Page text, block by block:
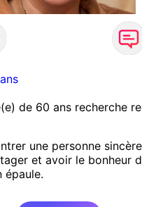
de 60 ans recherche
une personne
et avoir le bonheur
épaule.